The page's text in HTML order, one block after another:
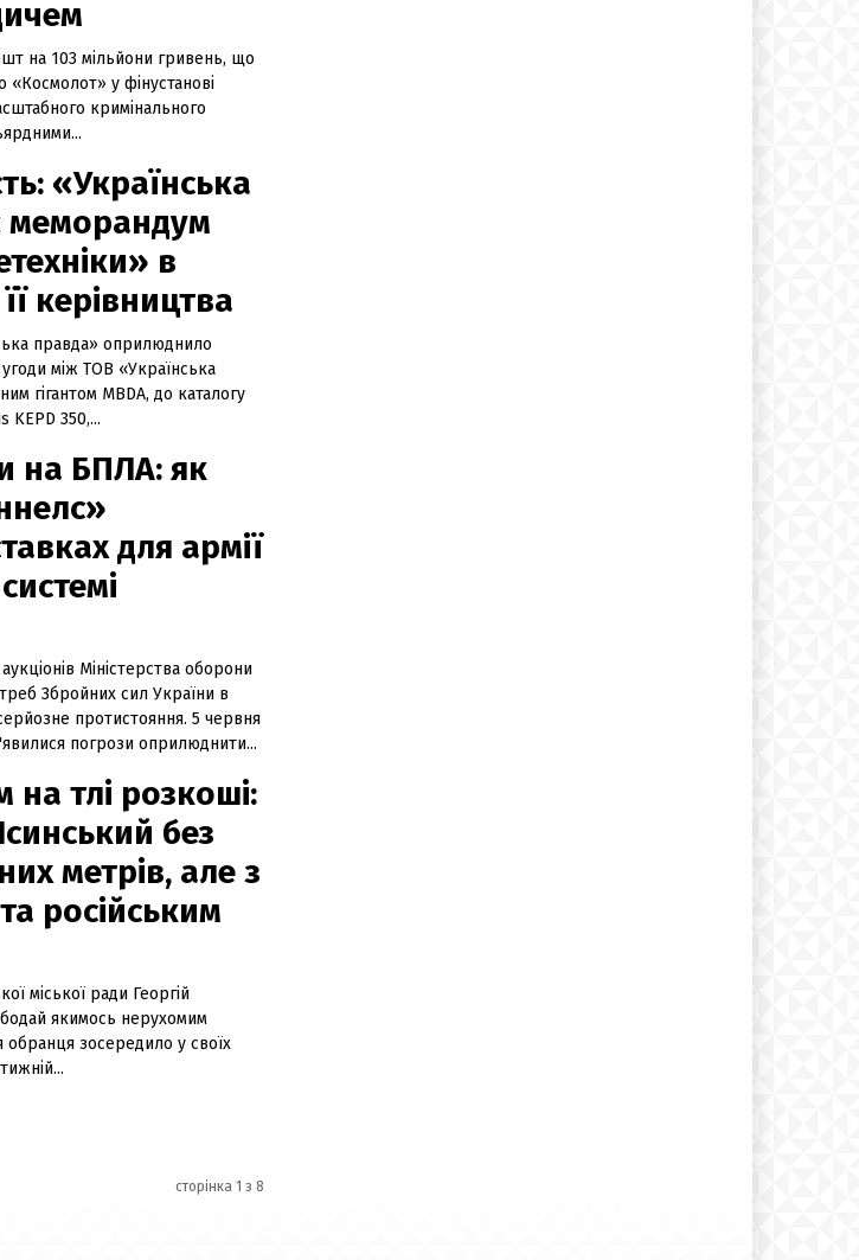
на 103 мільйони гривень, що
«Космолот» у фінустанові
кримінального
«Українська
меморандум
в
керівництва
правда» оприлюднило
між ТОВ «Українська
гігантом MBDA, до каталогу
KEPD 350,...
на БПЛА: як
для армії
Міністерства оборони
Збройних сил України в
протистояння. 5 червня
погрози оприлюднити...
тлі розкоші:
без
метрів, але з
російським
міської ради Георгій
якимось нерухомим
зосередило у своїх
сторінка 1 з 8